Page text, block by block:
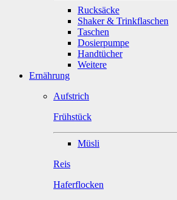
Rucksäcke
Shaker & Trinkflaschen
Taschen
Dosierpumpe
Handtücher
Weitere
Ernährung
Aufstrich
Frühstück
Müsli
Reis
Haferflocken